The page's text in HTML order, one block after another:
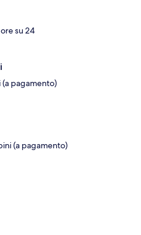
su 24
pagamento)
(a pagamento)